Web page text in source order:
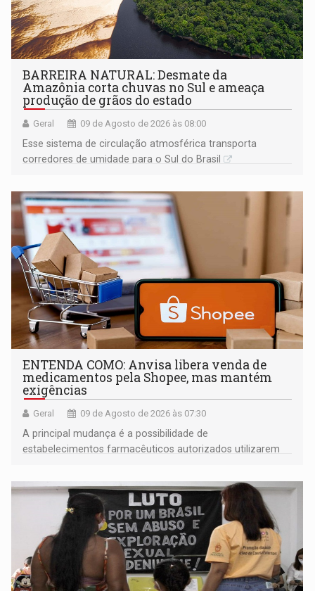
BARREIRA NATURAL: Desmate da
Amazônia corta chuvas no Sul e ameaça
produção de grãos do estado
Geral 09 de Agosto de 2026 às 08:00
Esse sistema de circulação atmosférica transporta
corredores de umidade para o Sul do Brasil
ENTENDA COMO: Anvisa libera venda de
medicamentos pela Shopee, mas mantém
exigências
Geral 09 de Agosto de 2026 às 07:30
A principal mudança é a possibilidade de
estabelecimentos farmacêuticos autorizados utilizarem